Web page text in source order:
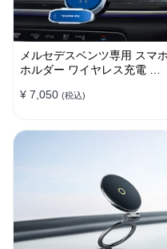
メルセデスベンツ専用 スマホ
ホルダー ワイヤレス充電 吹
¥ 7,050 (税込)